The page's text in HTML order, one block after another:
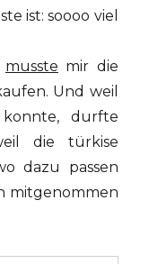
ist: soooo viel
musste mir die
Und weil
durfte
die türkise
dazu passen
mitgenommen